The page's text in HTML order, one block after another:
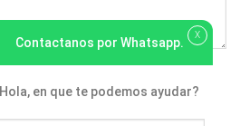
X
Contactanos por Whatsapp.
Hola, en que te podemos ayudar?